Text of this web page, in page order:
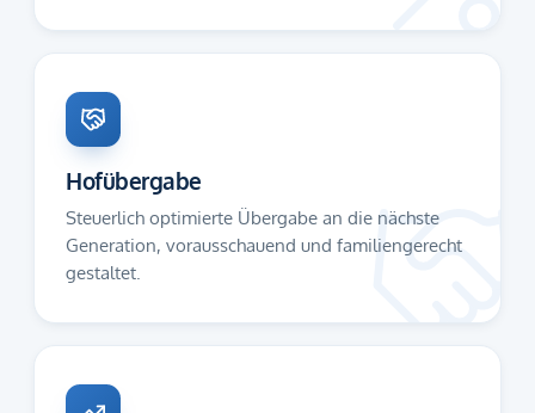
Hofübergabe
Steuerlich optimierte Übergabe an die nächste
Generation, vorausschauend und familiengerecht
gestaltet.